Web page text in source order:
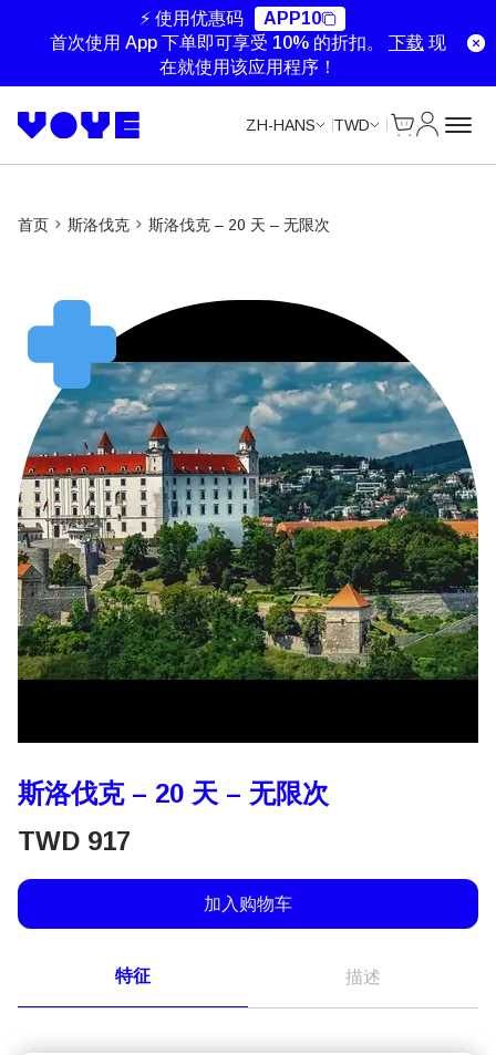
⚡ 使用优惠码
APP10
首次使用 App 下单即可享受 10% 的折扣。 下载 现
在就使用该应用程序！
ZH-HANS TWD
首页 斯洛伐克 斯洛伐克 – 20 天 – 无限次
斯洛伐克 – 20 天 – 无限次
TWD 917
加入购物车
特征 描述